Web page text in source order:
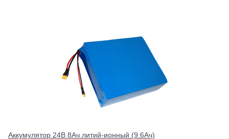
Аккумулятор 24В 8Ач литий-ионный (9.6Ач)